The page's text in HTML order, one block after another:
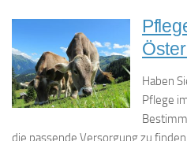
Haben
Pflege
die passende Versorgung zu